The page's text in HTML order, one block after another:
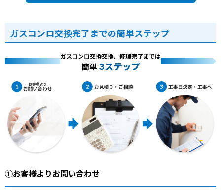
ガスコンロ交換完了までの簡単ステップ
ガスコンロ交換交換、修理完了までは
簡単 3ステップ
①お客様よりお問い合わせ